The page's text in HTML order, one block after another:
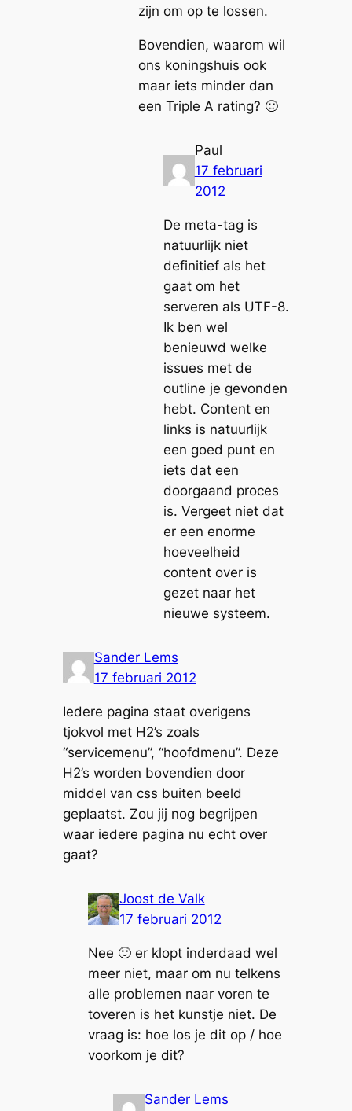
zijn om op te lossen.
Bovendien, waarom wil
ons koningshuis ook
maar iets minder dan
een Triple A rating? 🙂
Paul
17 februari
2012
De meta-tag is
natuurlijk niet
definitief als het
gaat om het
serveren als UTF-8.
Ik ben wel
benieuwd welke
issues met de
outline je gevonden
hebt. Content en
links is natuurlijk
een goed punt en
iets dat een
doorgaand proces
is. Vergeet niet dat
er een enorme
hoeveelheid
content over is
gezet naar het
nieuwe systeem.
Sander Lems
17 februari 2012
Iedere pagina staat overigens
tjokvol met H2’s zoals
“servicemenu”, “hoofdmenu”. Deze
H2’s worden bovendien door
middel van css buiten beeld
geplaatst. Zou jij nog begrijpen
waar iedere pagina nu echt over
gaat?
Joost de Valk
17 februari 2012
Nee 🙂 er klopt inderdaad wel
meer niet, maar om nu telkens
alle problemen naar voren te
toveren is het kunstje niet. De
vraag is: hoe los je dit op / hoe
voorkom je dit?
Sander Lems